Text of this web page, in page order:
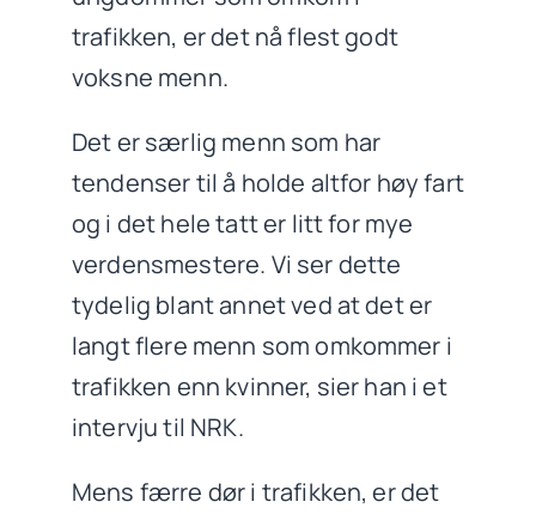
trafikken, er det nå flest godt
voksne menn.
Det er særlig menn som har
tendenser til å holde altfor høy fart
og i det hele tatt er litt for mye
verdensmestere. Vi ser dette
tydelig blant annet ved at det er
langt flere menn som omkommer i
trafikken enn kvinner, sier han i et
intervju til NRK.
Mens færre dør i trafikken, er det